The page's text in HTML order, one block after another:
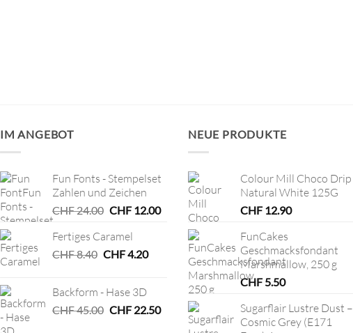
IM ANGEBOT
Fun Fonts - Stempelset
Zahlen und Zeichen
CHF24.00 Ursprünglicher
war:
CHF 24.00
CHF12.00Aktueller
CHF 12.00.
Fertiges Caramel
CHF8.40 Ursprünglicher
CHF 8.40
CHF4.20Aktueller
CHF 4.20.
Backform - Hase 3D
CHF45.00 Ursprünglicher
CHF22.50Aktueller
NEUE PRODUKTE
Colour Mill Choco Drip
Natural White 125G
CHF12.90
FunCakes
Geschmacksfondant
Marshmallow, 250 g
CHF5.50
Sugarflair Lustre Dust –
Cosmic Grey (E171